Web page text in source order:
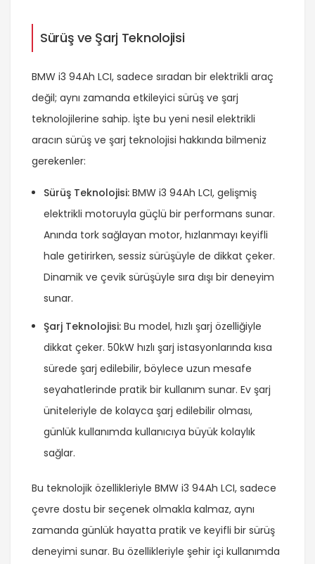
Sürüş ve Şarj Teknolojisi
BMW i3 94Ah LCI, sadece sıradan bir elektrikli araç
değil; aynı zamanda etkileyici sürüş ve şarj
teknolojilerine sahip. İşte bu yeni nesil elektrikli
aracın sürüş ve şarj teknolojisi hakkında bilmeniz
gerekenler:
Sürüş Teknolojisi: BMW i3 94Ah LCI, gelişmiş
elektrikli motoruyla güçlü bir performans sunar.
Anında tork sağlayan motor, hızlanmayı keyifli
hale getirirken, sessiz sürüşüyle de dikkat çeker.
Dinamik ve çevik sürüşüyle sıra dışı bir deneyim
sunar.
Şarj Teknolojisi: Bu model, hızlı şarj özelliğiyle
dikkat çeker. 50kW hızlı şarj istasyonlarında kısa
sürede şarj edilebilir, böylece uzun mesafe
seyahatlerinde pratik bir kullanım sunar. Ev şarj
üniteleriyle de kolayca şarj edilebilir olması,
günlük kullanımda kullanıcıya büyük kolaylık
sağlar.
Bu teknolojik özellikleriyle BMW i3 94Ah LCI, sadece
çevre dostu bir seçenek olmakla kalmaz, aynı
zamanda günlük hayatta pratik ve keyifli bir sürüş
deneyimi sunar. Bu özellikleriyle şehir içi kullanımda